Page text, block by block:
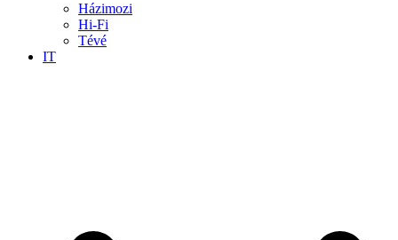
Házimozi
Hi-Fi
Tévé
IT